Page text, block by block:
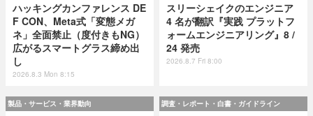
ハッキングカンファレンス DE
F CON、Meta式「変態メガ
ネ」全面禁止（度付きもNG）
広がるスマートグラス締め出
し
2026.8.3 Mon 8:15
スリーシェイクのエンジニア
4 名が翻訳『実践 プラットフ
ォームエンジニアリング』8 /
24 発売
2026.8.7 Fri 8:00
製品・サービス・業界動向 調査・レポート・白書・ガイドライン